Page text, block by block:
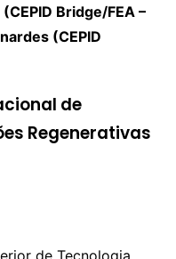
Bridge/FEA –
(CEPID
de
Regenerativas
de Tecnologia